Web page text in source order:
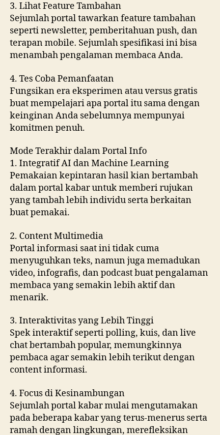
3. Lihat Feature Tambahan
Sejumlah portal tawarkan feature tambahan
seperti newsletter, pemberitahuan push, dan
terapan mobile. Sejumlah spesifikasi ini bisa
menambah pengalaman membaca Anda.
4. Tes Coba Pemanfaatan
Fungsikan era eksperimen atau versus gratis
buat mempelajari apa portal itu sama dengan
keinginan Anda sebelumnya mempunyai
komitmen penuh.
Mode Terakhir dalam Portal Info
1. Integratif AI dan Machine Learning
Pemakaian kepintaran hasil kian bertambah
dalam portal kabar untuk memberi rujukan
yang tambah lebih individu serta berkaitan
buat pemakai.
2. Content Multimedia
Portal informasi saat ini tidak cuma
menyuguhkan teks, namun juga memadukan
video, infografis, dan podcast buat pengalaman
membaca yang semakin lebih aktif dan
menarik.
3. Interaktivitas yang Lebih Tinggi
Spek interaktif seperti polling, kuis, dan live
chat bertambah popular, memungkinnya
pembaca agar semakin lebih terikut dengan
content informasi.
4. Focus di Kesinambungan
Sejumlah portal kabar mulai mengutamakan
pada beberapa kabar yang terus-menerus serta
ramah dengan lingkungan, merefleksikan